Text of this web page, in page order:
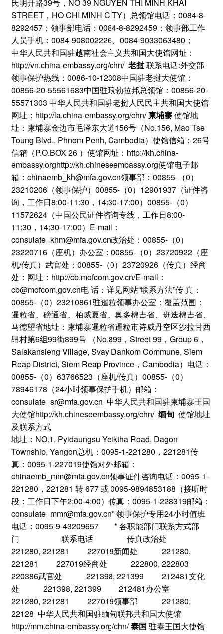
氏明开路39号，NO 39 NGUYEN THI MINH KHAI
STREET，HO CHI MINH CITY）总领馆电话：0084-8-
8292457；领事部电话：0084-8-8292459；领事部工作
人员手机：0084-908002226、0084-9033063480；
中华人民共和国驻越南社会主义共和国大使馆网址：
http://vn.china-embassy.org/chn/ 老挝联系电话:外交部
领事保护热线：0086-10-12308中国驻老挝大使馆：
00856-20-55561683中国驻琅勃拉邦总领馆：00856-20-
55571303 中华人民共和国驻老挝人民民主共和国大使馆
网址：http://la.china-embassy.org/chn/柬埔寨使馆地
址：柬埔寨金边市毛泽东大道156号（No.156, Mao Tse
Toung Blvd., Phnom Penh, Cambodia）使馆信箱：26号
信箱（P.O.BOX 26 ）使馆网址：http://kh.china-
embassy.orghttp://kh.chineseembassy.org使馆电子邮
箱：chinaemb_kh@mfa.gov.cn领事部：00855-（0）
23210206（领事保护）00855-（0）12901937（证件咨
询，工作日8:00-11:30，14:30-17:00）00855-（0）
11572624（中国公民证件咨询专线，工作日8:00-
11:30，14:30-17:00）E-mail：
consulate_khm@mfa.gov.cn政治处：00855-（0）
23220716（座机）办公室：00855-（0）23720922（座
机/传真）武官处：00855-（0）23720926（传真）经商
处：网址：http://cb.mofcom.gov.cn/E-mail：
cb@mofcom.gov.cn电 话：详见网站“联系方法”传 真：
00855-（0）23210861驻暹粒领事办公室：覆盖范围：
暹粒省、磅通省、柏威夏省、奥多棉吉省、班迭棉吉省、
马德望省地址：柬埔寨暹粒省暹粒市诗威丹空区沙拉甘西
昂村第6组99街899号 （No.899，Street 99，Group 6，
Salakansieng Village, Svay Dankom Commune, Siem
Reap District, Siem Reap Province，Cambodia）电话：
00855-（0）63766523（座机/传真）00855-（0）
78946178（24小时领事保护手机）邮箱：
consulate_sr@mfa.gov.cn 中华人民共和国驻柬埔寨王国
大使馆http://kh.chineseembassy.org/chn/ 缅甸使馆地址
及联系方式
地址：NO.1, Pyidaungsu Yeiktha Road, Dagon
Township, Yangon总机：0095-1-221280，221281传
真：0095-1-227019使馆对外邮箱：
chinaemb_mm@mfa.gov.cn领事证件咨询电话：0095-1-
221280，221281 转 677 或 0095-9894853188（接听时
段：工作日下午2:00-4:00）传真：0095-1-228319邮箱：
consulate_mmr@mfa.gov.cn* 领事保护专用24小时值班
电话：0095-9-43209657 * 各职能部门联系方式部
门 联系电话 传真政治处
221280, 221281 227019新闻处 221280,
221281 227019经商处 222800, 222803
220386武官处 221398, 221399 212481文化
处 221398, 221399 212481办公室
221280, 221281 227019领事部 221280,
22128 中华人民共和国驻缅甸联邦共和国大使馆
http://mm.china-embassy.org/chn/泰国 驻泰王国大使馆